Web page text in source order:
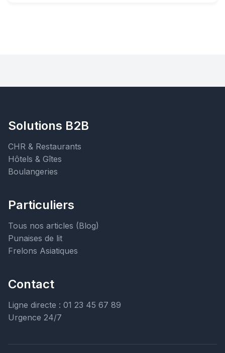
Solutions B2B
CHR & Restaurants
Hôtels & Gîtes
Boulangeries
Particuliers
Tous nos articles (Blog)
Punaises de lit
Frelons Asiatiques
Contact
Ligne directe : 01 23 45 67 89
Urgence 24/7